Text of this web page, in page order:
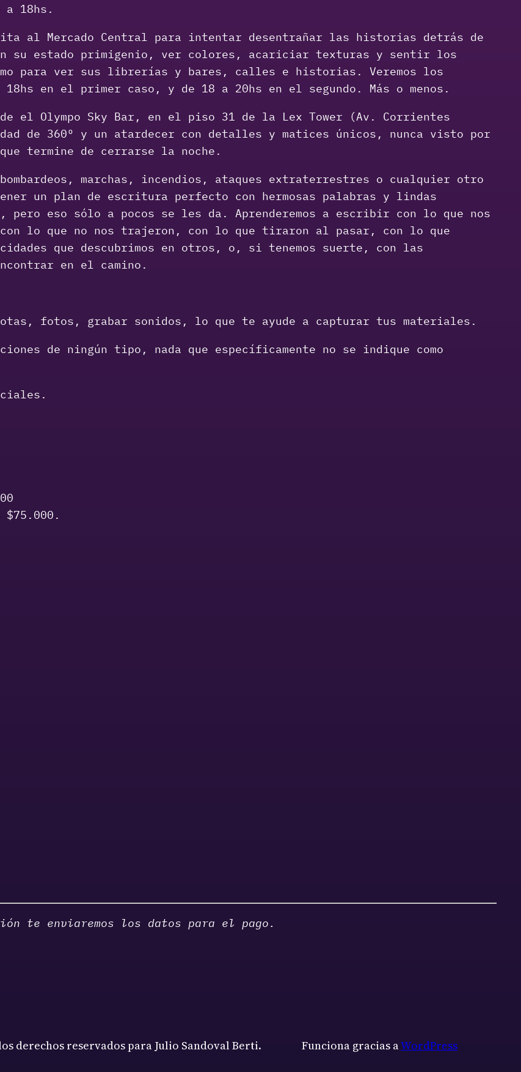
a 18hs.
al Mercado Central para intentar desentrañar las historias detrás de
su estado primigenio, ver colores, acariciar texturas y sentir los
para ver sus librerías y bares, calles e historias. Veremos los
en el primer caso, y de 18 a 20hs en el segundo. Más o menos.
el Olympo Sky Bar, en el piso 31 de la Lex Tower (Av. Corrientes
de 360º y un atardecer con detalles y matices únicos, nunca visto por
termine de cerrarse la noche.
marchas, incendios, ataques extraterrestres o cualquier otro
un plan de escritura perfecto con hermosas palabras y lindas
eso sólo a pocos se les da. Aprenderemos a escribir con lo que nos
lo que no nos trajeron, con lo que tiraron al pasar, con lo que
que descubrimos en otros, o, si tenemos suerte, con las
en el camino.
fotos, grabar sonidos, lo que te ayude a capturar tus materiales.
de ningún tipo, nada que específicamente no se indique como
$75.000.
te enviaremos los datos para el pago.
derechos reservados para Julio Sandoval Berti. Funciona gracias aWordPress